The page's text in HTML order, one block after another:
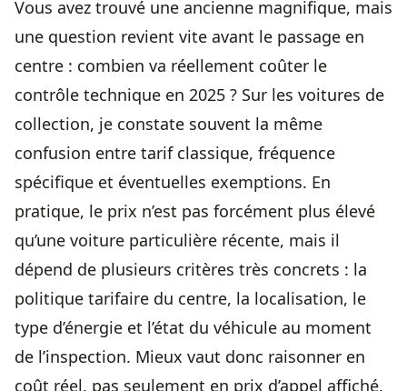
Vous avez trouvé une ancienne magnifique, mais
une question revient vite avant le passage en
centre : combien va réellement coûter le
contrôle technique en 2025 ? Sur les voitures de
collection, je constate souvent la même
confusion entre tarif classique, fréquence
spécifique et éventuelles exemptions. En
pratique, le prix n’est pas forcément plus élevé
qu’une voiture particulière récente, mais il
dépend de plusieurs critères très concrets : la
politique tarifaire du centre, la localisation, le
type d’énergie et l’état du véhicule au moment
de l’inspection. Mieux vaut donc raisonner en
coût réel, pas seulement en prix d’appel affiché.